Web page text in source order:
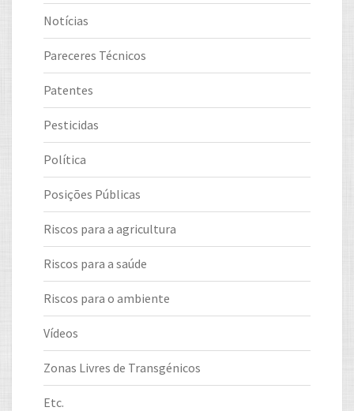
Notícias
Pareceres Técnicos
Patentes
Pesticidas
Política
Posições Públicas
Riscos para a agricultura
Riscos para a saúde
Riscos para o ambiente
Vídeos
Zonas Livres de Transgénicos
Etc.